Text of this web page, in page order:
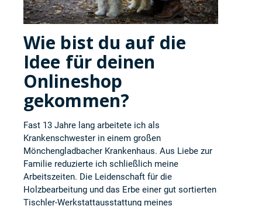
Wie bist du auf die
Idee für deinen
Onlineshop
gekommen?
Fast 13 Jahre lang arbeitete ich als
Krankenschwester in einem großen
Mönchengladbacher Krankenhaus. Aus Liebe zur
Familie reduzierte ich schließlich meine
Arbeitszeiten. Die Leidenschaft für die
Holzbearbeitung und das Erbe einer gut sortierten
Tischler-Werkstattausstattung meines